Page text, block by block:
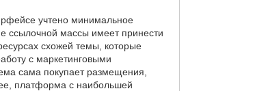
учтено минимальное
ссылочной массы имеет принести
схожей темы, которые
с маркетинговыми
сама покупает размещения,
платформа с наибольшей